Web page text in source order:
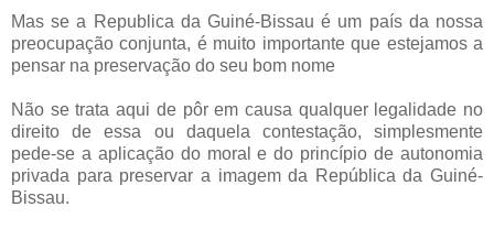
Mas se a Republica da Guiné-Bissau é um país da nossa
preocupação conjunta, é muito importante que estejamos a
pensar na preservação do seu bom nome
Não se trata aqui de pôr em causa qualquer legalidade no
direito de essa ou daquela contestação, simplesmente
pede-se a aplicação do moral e do princípio de autonomia
privada para preservar a imagem da República da Guiné-
Bissau.